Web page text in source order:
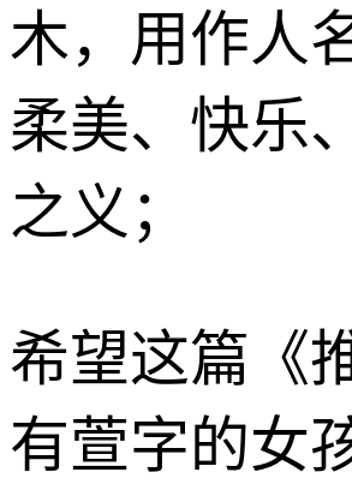
木，用作人
柔美、快乐
之义；
希望这篇《
有萱字的女